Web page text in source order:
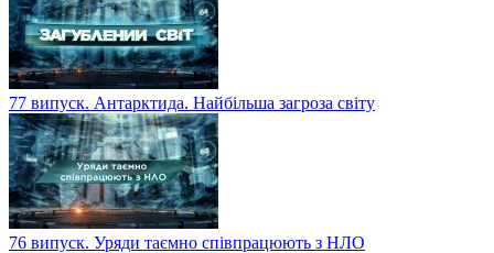
77 випуск. Антарктида. Найбільша загроза світу
76 випуск. Уряди таємно співпрацюють з НЛО